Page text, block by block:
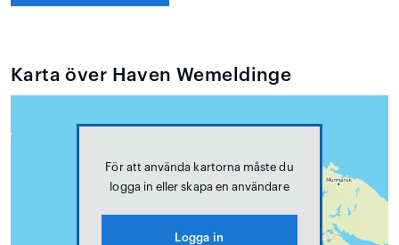
Karta över Haven Wemeldinge
För att använda kartorna måste du
logga in eller skapa en användare
Logga in